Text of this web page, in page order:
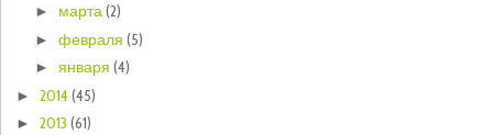
► марта(2)
►февраля(5)
►января(4)
►2014(45)
►2013(61)